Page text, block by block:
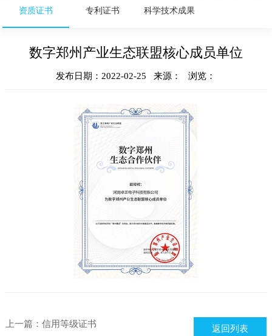
资质证书 专利证书 科学技术成果
数字郑州产业生态联盟核心成员单位
发布日期：2022-02-25 来源： 浏览：
上一篇： 信用等级证书 返回列表